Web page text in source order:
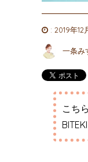
: 2019年12
一条み
こち